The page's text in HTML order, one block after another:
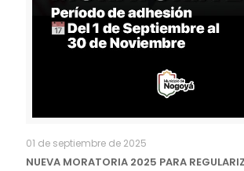
01 de septiembre de 2025
NUEVA MORATORIA 2025 PARA